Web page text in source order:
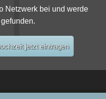
Netzwerk bei und werde
jetzt eintragen